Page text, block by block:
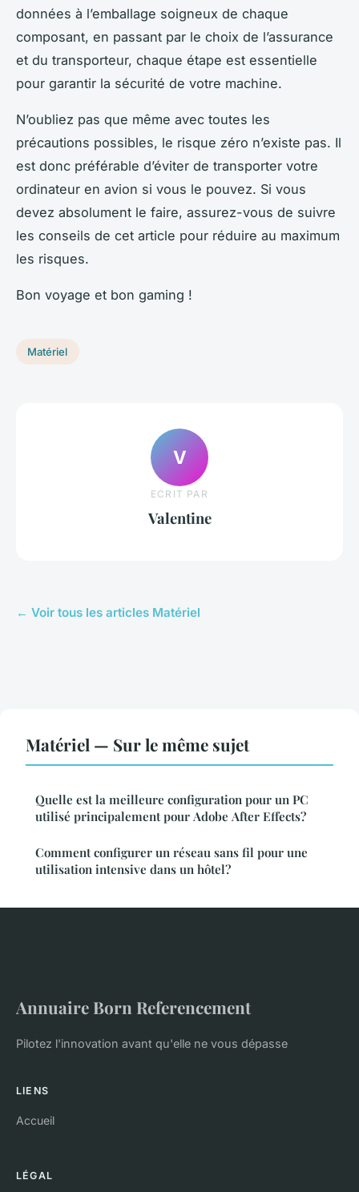
données à l’emballage soigneux de chaque
composant, en passant par le choix de l’assurance
et du transporteur, chaque étape est essentielle
pour garantir la sécurité de votre machine.
N’oubliez pas que même avec toutes les
précautions possibles, le risque zéro n’existe pas. Il
est donc préférable d’éviter de transporter votre
ordinateur en avion si vous le pouvez. Si vous
devez absolument le faire, assurez-vous de suivre
les conseils de cet article pour réduire au maximum
les risques.
Bon voyage et bon gaming !
Matériel
V
ECRIT PAR
Valentine
← Voir tous les articles Matériel
Matériel — Sur le même sujet
Quelle est la meilleure configuration pour un PC
utilisé principalement pour Adobe After Effects?
Comment configurer un réseau sans fil pour une
utilisation intensive dans un hôtel?
Annuaire Born Referencement
Pilotez l'innovation avant qu'elle ne vous dépasse
LIENS
Accueil
LÉGAL